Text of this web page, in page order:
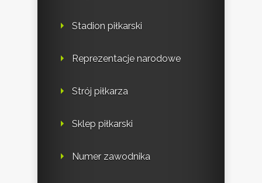
Stadion piłkarski
Reprezentacje narodowe
Strój piłkarza
Sklep piłkarski
Numer zawodnika